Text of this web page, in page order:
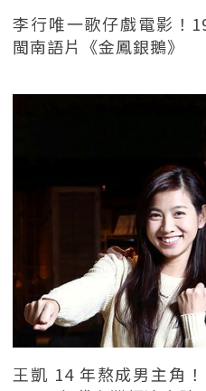
李行唯一歌仔戲電影！
閩南語片《金鳳銀鵝》
王凱 14 年熬成男主角